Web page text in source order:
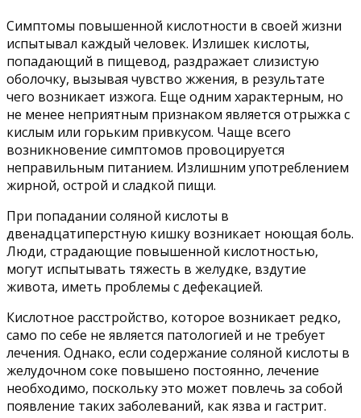
Симптомы повышенной кислотности в своей жизни
испытывал каждый человек. Излишек кислоты,
попадающий в пищевод, раздражает слизистую
оболочку, вызывая чувство жжения, в результате
чего возникает изжога. Еще одним характерным, но
не менее неприятным признаком является отрыжка с
кислым или горьким привкусом. Чаще всего
возникновение симптомов провоцируется
неправильным питанием. Излишним употреблением
жирной, острой и сладкой пищи.
При попадании соляной кислоты в
двенадцатиперстную кишку возникает ноющая боль.
Люди, страдающие повышенной кислотностью,
могут испытывать тяжесть в желудке, вздутие
живота, иметь проблемы с дефекацией.
Кислотное расстройство, которое возникает редко,
само по себе не является патологией и не требует
лечения. Однако, если содержание соляной кислоты в
желудочном соке повышено постоянно, лечение
необходимо, поскольку это может повлечь за собой
появление таких заболеваний, как язва и гастрит.